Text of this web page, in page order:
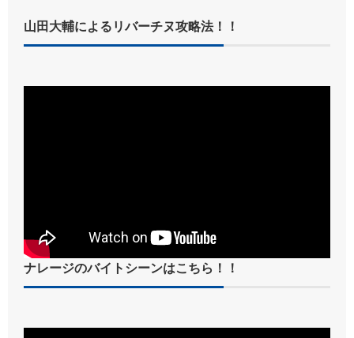
山田大輔によるリバーチヌ攻略法！！
ナレージのバイトシーンはこちら！！